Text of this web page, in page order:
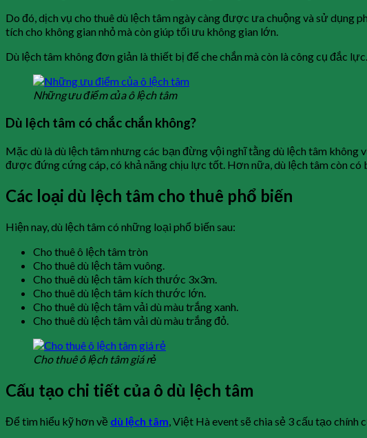
Do đó, dịch vụ cho thuê dù lệch tâm ngày càng được ưa chuộng và sử
tích cho không gian nhỏ mà còn giúp tối ưu không gian lớn.
Dù lệch tâm không đơn giản là thiết bị để che chắn mà còn là công cụ đắc
Những ưu điểm của ô lệch tâm
Dù lệch tâm có chắc chắn không?
Mặc dù là dù lệch tâm nhưng các bạn đừng vội nghĩ tằng dù lệch tâm
được đứng cứng cáp, có khả năng chịu lực tốt. Hơn nữa, dù lệch tâm còn có
Các loại dù lệch tâm cho thuê phổ biến
Hiện nay, dù lệch tâm có những loại phổ biến sau:
Cho thuê ô lệch tâm tròn
Cho thuê dù lệch tâm vuông.
Cho thuê dù lệch tâm kích thước 3x3m.
Cho thuê dù lệch tâm kích thước lớn.
Cho thuê dù lệch tâm vải dù màu trắng xanh.
Cho thuê dù lệch tâm vải dù màu trắng đỏ.
Cho thuê ô lệch tâm giá rẻ
Cấu tạo chi tiết của ô dù lệch tâm
Để tìm hiểu kỹ hơn về dù lệch tâm , Việt Hà event sẽ chia sẻ 3 cấu tạo chính